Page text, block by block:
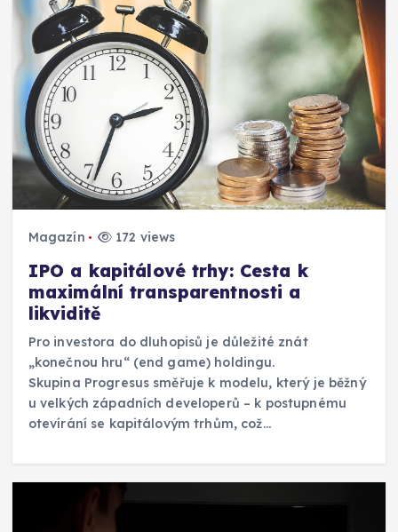
Magazín 172 views
IPO a kapitálové trhy: Cesta k
maximální transparentnosti a
likviditě
Pro investora do dluhopisů je důležité znát
„konečnou hru“ (end game) holdingu.
Skupina Progresus směřuje k modelu, který je běžný
u velkých západních developerů – k postupnému
otevírání se kapitálovým trhům, což…